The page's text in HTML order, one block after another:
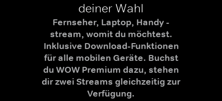
deiner Wahl
Fernseher, Laptop, Handy -
stream, womit du möchtest.
Inklusive Download-Funktionen
für alle mobilen Geräte. Buchst
du WOW Premium dazu, stehen
dir zwei Streams gleichzeitig zur
Verfügung.